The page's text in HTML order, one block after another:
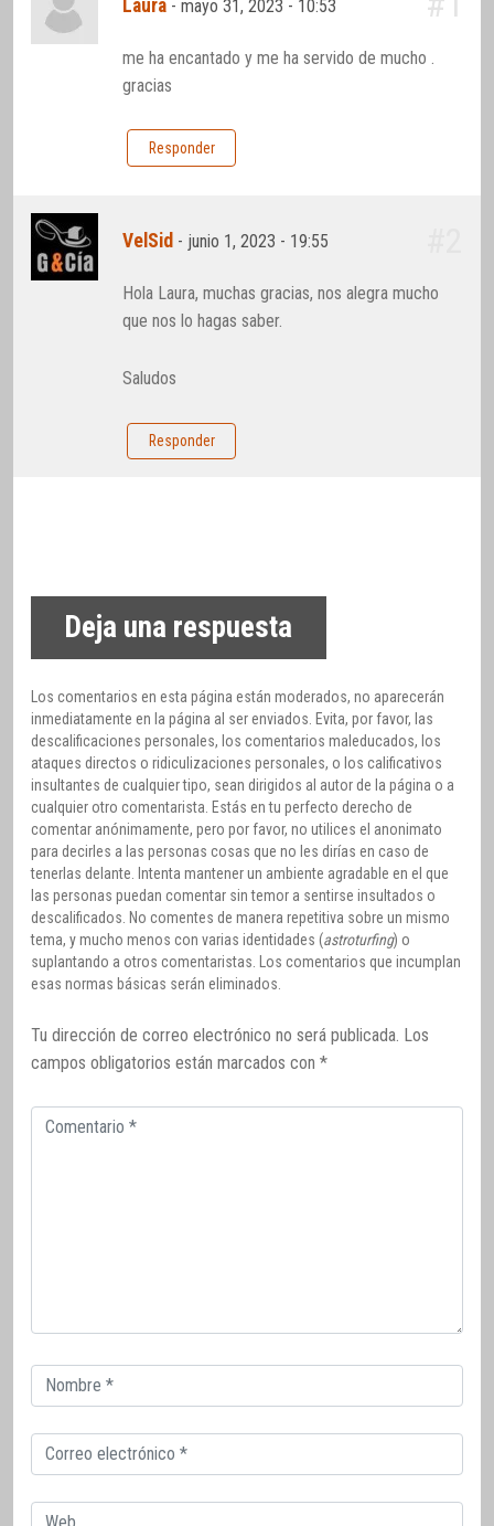
Laura -mayo 31, 2023 - 10:53
me ha encantado y me ha servido de mucho .
gracias
Responder
VelSid - junio 1, 2023 - 19:55
Hola Laura, muchas gracias, nos alegra mucho
que nos lo hagas saber.
Saludos
Responder
Deja una respuesta
Los comentarios en esta página están moderados, no aparecerán
inmediatamente en la página al ser enviados. Evita, por favor, las
descalificaciones personales, los comentarios maleducados, los
ataques directos o ridiculizaciones personales, o los calificativos
insultantes de cualquier tipo, sean dirigidos al autor de la página o a
cualquier otro comentarista. Estás en tu perfecto derecho de
comentar anónimamente, pero por favor, no utilices el anonimato
para decirles a las personas cosas que no les dirías en caso de
tenerlas delante. Intenta mantener un ambiente agradable en el que
las personas puedan comentar sin temor a sentirse insultados o
descalificados. No comentes de manera repetitiva sobre un mismo
tema, y mucho menos con varias identidades (astroturfing) o
suplantando a otros comentaristas. Los comentarios que incumplan
esas normas básicas serán eliminados.
Tu dirección de correo electrónico no será publicada. Los
campos obligatorios están marcados con *
Comentario
Correo
electrónico
Correo
electrónico
Web